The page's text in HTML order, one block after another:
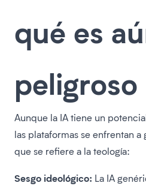
qué es
Aunque la IA tiene un
las plataformas se enfrentan
que se refiere a la teología:
Sesgo ideológico: La IA